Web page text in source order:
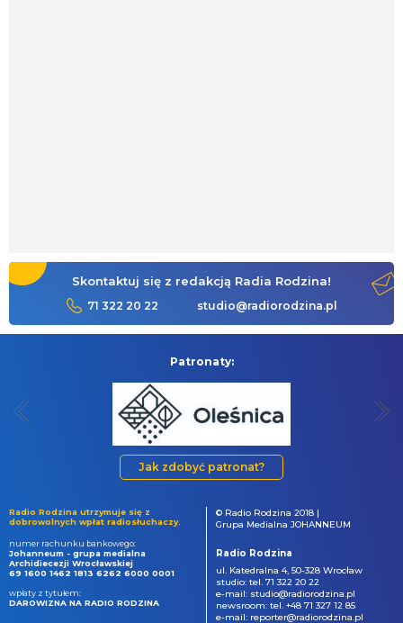
Skontaktuj się z redakcją Radia Rodzina!
71 322 20 22 studio@radiorodzina.pl
Patronaty:
Jak zdobyć patronat?
Radio Rodzina utrzymuje się z
dobrowolnych wpłat radiosłuchaczy.
numer rachunku bankowego:
Johanneum - grupa medialna
Archidiecezji Wrocławskiej
69 1600 1462 1813 6262 6000 0001
wpłaty z tytułem:
DAROWIZNA NA RADIO RODZINA
© Radio Rodzina 2018 |
Grupa Medialna JOHANNEUM
Radio Rodzina
ul. Katedralna 4, 50-328 Wrocław
studio: tel. 71 322 20 22
e-mail: studio@radiorodzina.pl
newsroom: tel. +48 71 327 12 85
e-mail: reporter@radiorodzina.pl